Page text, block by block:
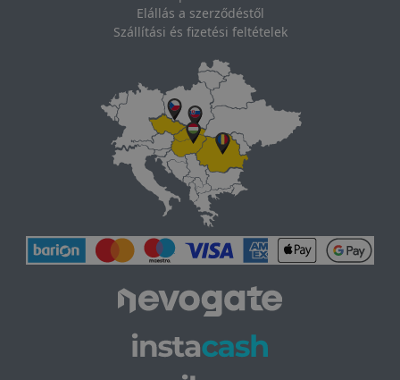
Elállás a szerződéstől
Szállítási és fizetési feltételek